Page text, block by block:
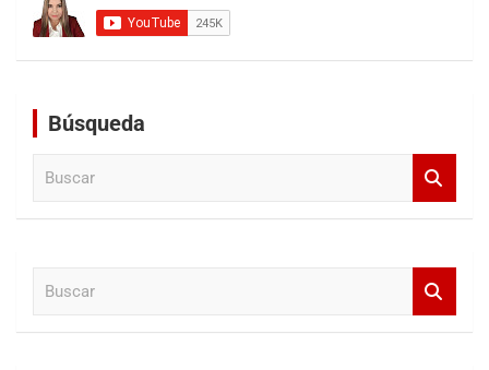
Búsqueda